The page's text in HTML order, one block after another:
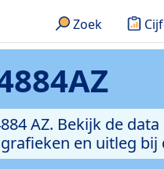
Zoek
AZ. Bekijk de
en uitleg bij